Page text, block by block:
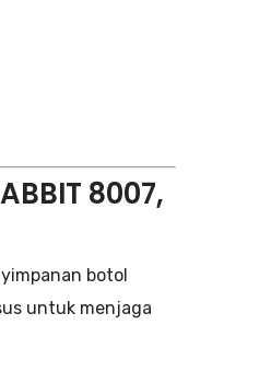
8007,
botol
untuk menjaga